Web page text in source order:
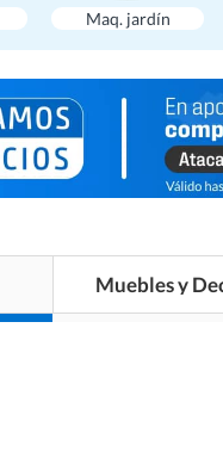
Maq. jardín
Muebles y